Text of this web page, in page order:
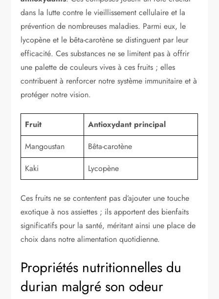
dans la lutte contre le vieillissement cellulaire et la
prévention de nombreuses maladies. Parmi eux, le
lycopène et le bêta-carotène se distinguent par leur
efficacité. Ces substances ne se limitent pas à offrir
une palette de couleurs vives à ces fruits ; elles
contribuent à renforcer notre système immunitaire et à
protéger notre vision.
Fruit
Antioxydant principal
Mangoustan
Bêta-carotène
Kaki
Lycopène
Ces fruits ne se contentent pas d’ajouter une touche
exotique à nos assiettes ; ils apportent des bienfaits
significatifs pour la santé, méritant ainsi une place de
choix dans notre alimentation quotidienne.
Propriétés nutritionnelles du
durian malgré son odeur